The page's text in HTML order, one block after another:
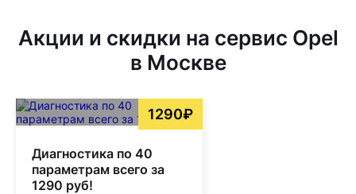
Акции и скидки на сервис Opel
в Москве
1290₽
Диагностика по 40
параметрам всего за
1290 руб!